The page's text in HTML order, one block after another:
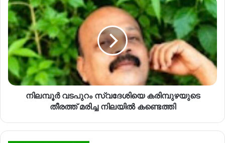
നിലമ്പൂർ വടപുറം സ്വദേശിയെ കരിമ്പുഴയുടെ
തീരത്ത് മരിച്ച നിലയിൽ കണ്ടെത്തി